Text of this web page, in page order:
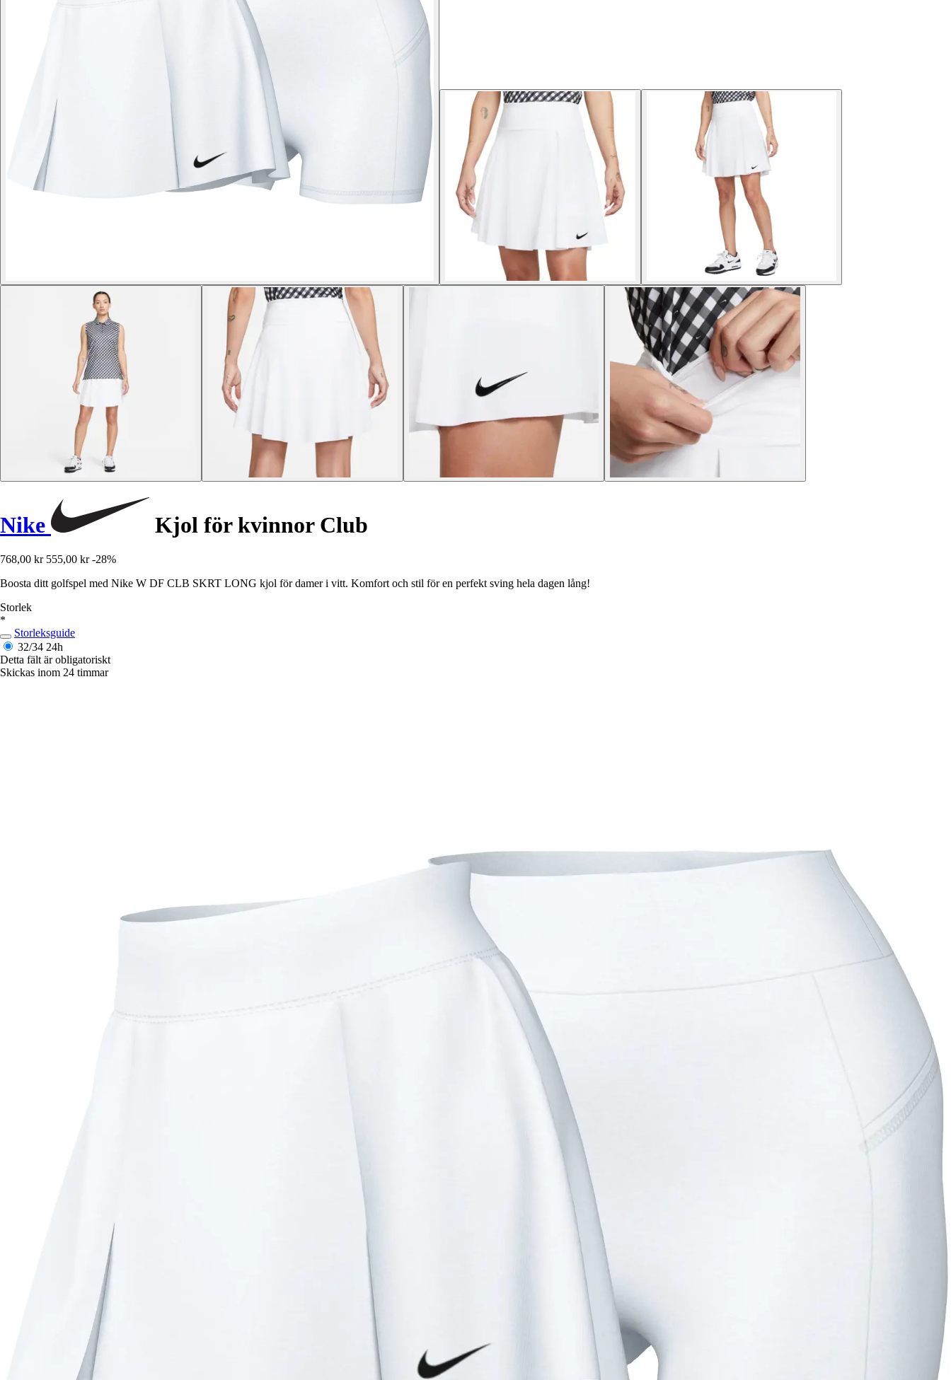
Nike Kjol för kvinnor Club
768,00 kr 555,00 kr -28%
Boosta ditt golfspel med Nike W DF CLB SKRT LONG kjol för damer i vitt. Komfort och stil för en perfekt sving hela dagen lång!
Storlek
*
Storleksguide
32/34 24h
Detta fält är obligatoriskt
Skickas inom 24 timmar